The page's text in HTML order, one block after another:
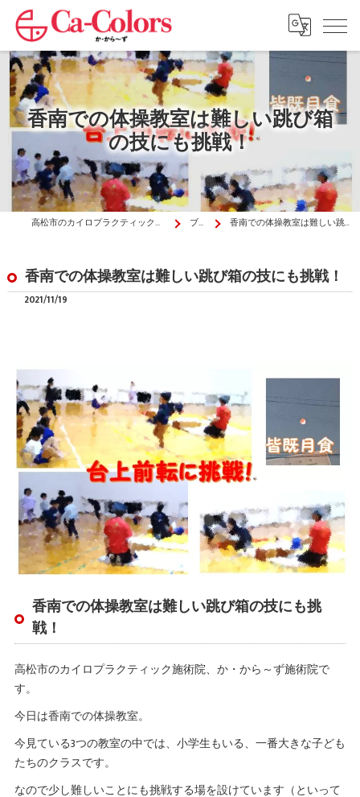
香南での体操教室は難しい跳び箱
の技にも挑戦！
高松市のカイロプラクティックはか・から～ず施術院 ブログ 香南での体操教室は難しい跳び箱の技にも挑戦！
香南での体操教室は難しい跳び箱の技にも挑戦！
2021/11/19
香南での体操教室は難しい跳び箱の技にも挑
戦！
高松市のカイロプラクティック施術院、か・から～ず施術院で
す。
今日は香南での体操教室。
今見ている3つの教室の中では、小学生もいる、一番大きな子ども
たちのクラスです。
なので少し難しいことにも挑戦する場を設けています（といって